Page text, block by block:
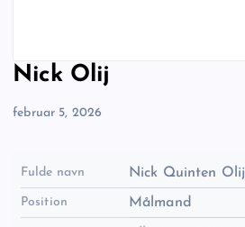
Nick Olij
februar 5, 2026
Fulde navn Nick Quinten Olij
Position Målmand